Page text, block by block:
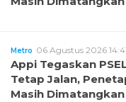
Metro 06 Agustus 2026
Appi Tegaskan
Tetap Jalan,
Masih Dimatangkan